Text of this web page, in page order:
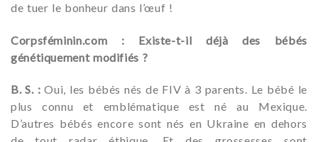
de tuer le bonheur dans l’œuf !
Corpsféminin.com : Existe-t-il déjà des bébés
génétiquement modifiés ?
B. S. : Oui, les bébés nés de FIV à 3 parents. Le bébé le
plus connu et emblématique est né au Mexique.
D’autres bébés encore sont nés en Ukraine en dehors